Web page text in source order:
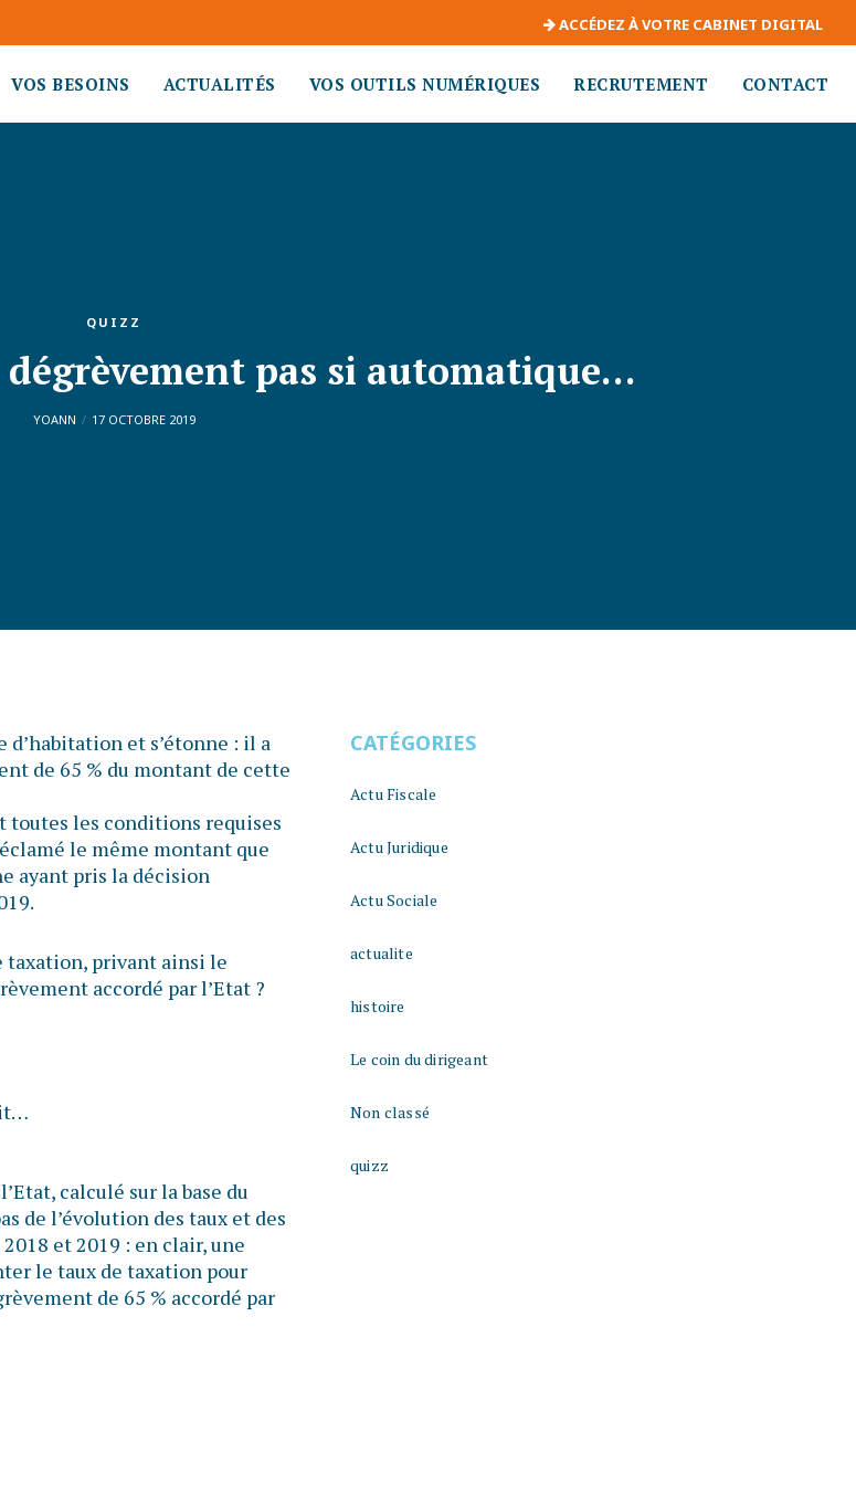
ACCÉDEZ À VOTRE CABINET DIGITAL
VOS BESOINS ACTUALITÉS VOS OUTILS NUMÉRIQUES RECRUTEMENT CONTACT
QUIZZ
pas si automatique…
YOANN 17 OCTOBRE 2019
et s’étonne : il a
de 65 % du montant de cette
les conditions requises
le même montant que
ayant pris la décision
taxation, privant ainsi le
accordé par l’Etat ?
calculé sur la base du
de l’évolution des taux et des
et 2019 : en clair, une
le taux de taxation pour
de 65 % accordé par
CATÉGORIES
Actu Fiscale
Actu Juridique
Actu Sociale
actualite
histoire
Le coin du dirigeant
Non classé
quizz